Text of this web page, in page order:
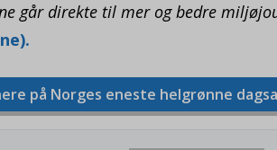
går direkte til mer og bedre
på Norges eneste helgrønne